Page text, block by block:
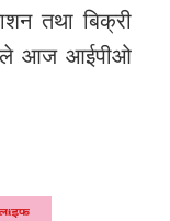
तथा बिक्री
आज आईपीओ